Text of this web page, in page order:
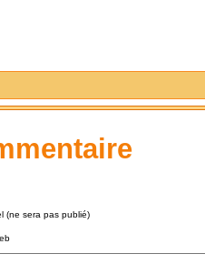
(ne sera pas publié)